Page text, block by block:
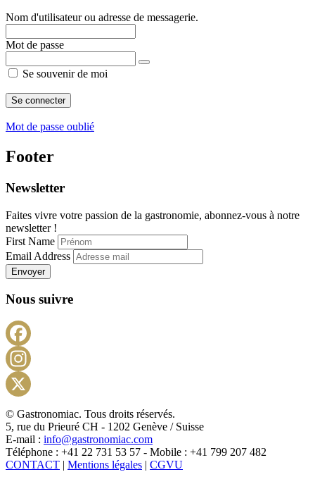
Nom d'utilisateur ou adresse de messagerie.
Mot de passe
Se souvenir de moi
Mot de passe oublié
Footer
Newsletter
Faites vivre votre passion de la gastronomie, abonnez-vous à notre
newsletter !
First Name
Email Address
Envoyer
Nous suivre
X
© Gastronomiac. Tous droits réservés.
5, rue du Prieuré CH - 1202 Genève / Suisse
E-mail : info@gastronomiac.com
Téléphone : +41 22 731 53 57 - Mobile : +41 799 207 482
CONTACT | Mentions légales | CGVU